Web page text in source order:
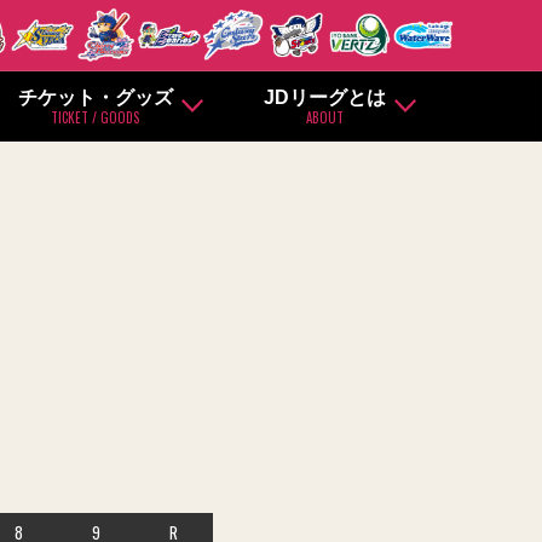
チケット・グッズ
TICKET / GOODS
JDリーグとは
ABOUT
8 9 R